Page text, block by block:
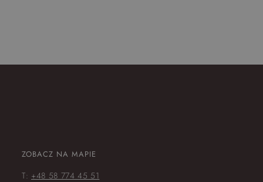
ZOBACZ NA MAPIE
T: +48 58 774 45 51